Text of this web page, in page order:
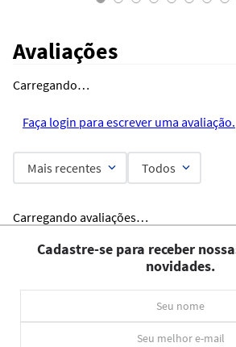
Avaliações
Carregando…
Faça login para escrever uma avaliação.
Mais recentes Todos
Carregando avaliações…
Cadastre-se para receber
novidades.